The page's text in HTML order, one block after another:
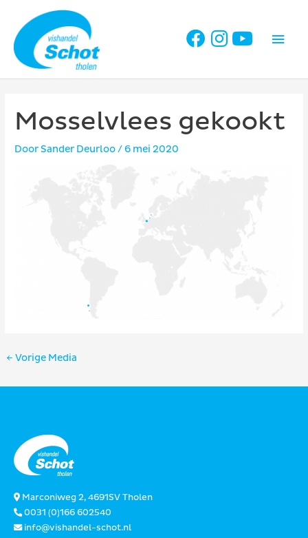
inhoud
Mosselvlees gekookt
DoorSander Deurloo/6 mei 2020
Bericht
← Vorige Media
Marconiweg 2, 4691SV Tholen
0031 (0)166 602540
info@vishandel-schot.nl